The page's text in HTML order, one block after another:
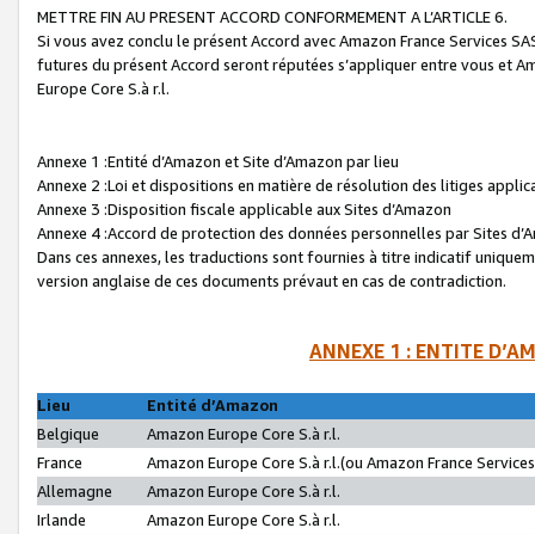
METTRE FIN AU PRESENT ACCORD CONFORMEMENT A L’ARTICLE 6.
Si vous avez conclu le présent Accord avec Amazon France Services
futures du présent Accord seront réputées s’appliquer entre vous et
Europe Core S.à r.l.
Annexe 1 :Entité d’Amazon et Site d’Amazon par lieu
Annexe 2 :Loi et dispositions en matière de résolution des litiges
Annexe 3 :Disposition fiscale applicable aux Sites d’Amazon
Annexe 4 :Accord de protection des données personnelles par Sites
Dans ces annexes, les traductions sont fournies à titre indicatif
version anglaise de ces documents prévaut en cas de contradiction.
ANNEXE 1 : ENTITE
Lieu
Entité d’Amazon
Belgique
Amazon Europe Core S.à r.l.
France
Amazon Europe Core S.à r.l.(ou Amazon France
Allemagne
Amazon Europe Core S.à r.l.
Irlande
Amazon Europe Core S.à r.l.